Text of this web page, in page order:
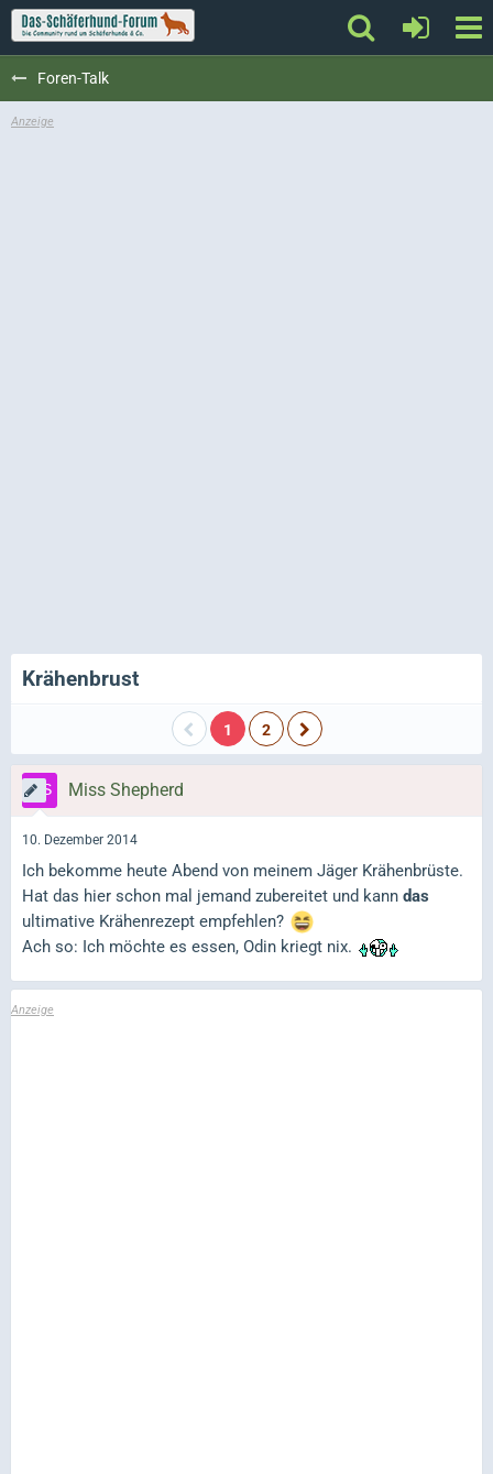
Foren-Talk
Krähenbrust
1 2
Miss Shepherd
10. Dezember 2014
Ich bekomme heute Abend von meinem Jäger Krähenbrüste.
Hat das hier schon mal jemand zubereitet und kann das
ultimative Krähenrezept empfehlen?
Ach so: Ich möchte es essen, Odin kriegt nix.